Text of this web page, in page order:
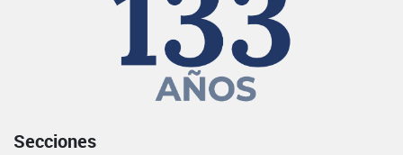
Secciones